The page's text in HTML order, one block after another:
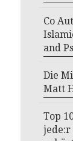
Co
and
Die
Matt
Top
jede:r